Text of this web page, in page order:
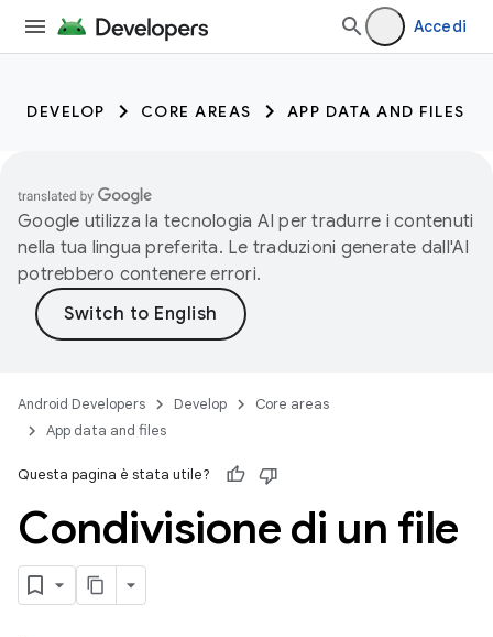
Accedi
DEVELOP CORE AREAS APP DATA AND FILES
Google utilizza la tecnologia AI per tradurre i contenuti
nella tua lingua preferita. Le traduzioni generate dall'AI
potrebbero contenere errori.
Android Developers Develop
Core areas
App data and files
Questa pagina è stata utile?
Condivisione di un file